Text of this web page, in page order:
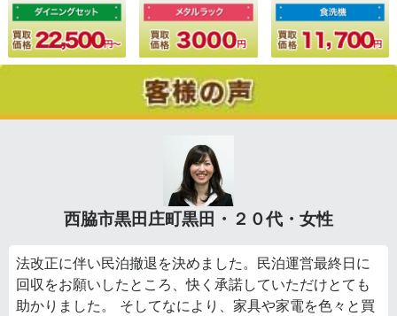
西脇市黒田庄町黒田・２０代・女性
法改正に伴い民泊撤退を決めました。民泊運営最終日に
回収をお願いしたところ、快く承諾していただけとても
助かりました。 そしてなにより、家具や家電を色々と買